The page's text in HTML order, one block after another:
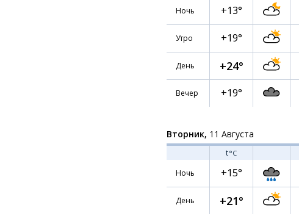
Ночь
+13°
Утро +19°
День +24°
Вечер +19°
Вторник, 11 Августа
t°C
Ночь
+15°
День +21°